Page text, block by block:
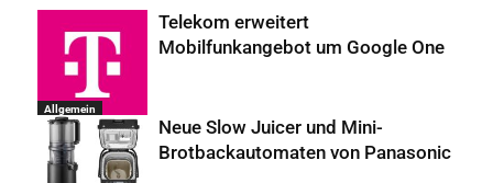
Allgemein
Telekom erweitert
Mobilfunkangebot um Google One
Neue Slow Juicer und Mini-
Brotbackautomaten von Panasonic